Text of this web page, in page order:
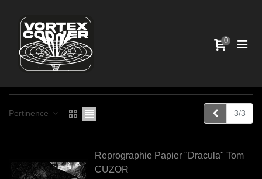
0
Pertinence Précédent
3/3
Reprographie Papier "Dracula" Tom
CUZOR